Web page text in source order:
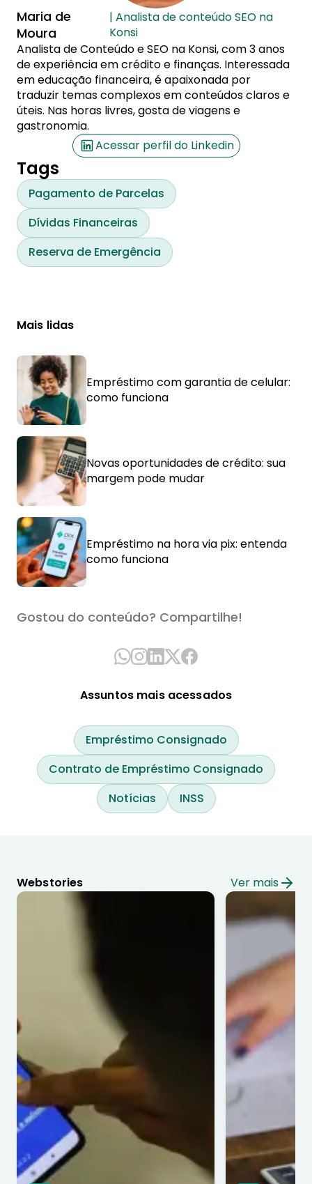
Maria de
Moura
| Analista de conteúdo SEO na
Konsi
Analista de Conteúdo e SEO na Konsi, com 3 anos
de experiência em crédito e finanças. Interessada
em educação financeira, é apaixonada por
traduzir temas complexos em conteúdos claros e
úteis. Nas horas livres, gosta de viagens e
gastronomia.
Acessar perfil do Linkedin
Tags
Pagamento de Parcelas
Dívidas Financeiras
Reserva de Emergência
Mais lidas
Empréstimo com garantia de celular:
como funciona
Novas oportunidades de crédito: sua
margem pode mudar
Empréstimo na hora via pix: entenda
como funciona
Gostou do conteúdo? Compartilhe!
Assuntos mais acessados
Empréstimo Consignado
Contrato de Empréstimo Consignado
Notícias
INSS
Webstories Ver mais